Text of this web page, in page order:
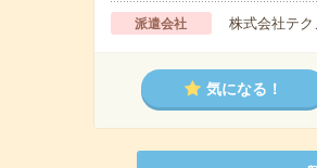
派遣会社 株式会社テク
気になる！